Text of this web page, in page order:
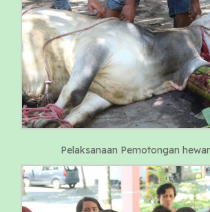
Pelaksanaan Pemotongan